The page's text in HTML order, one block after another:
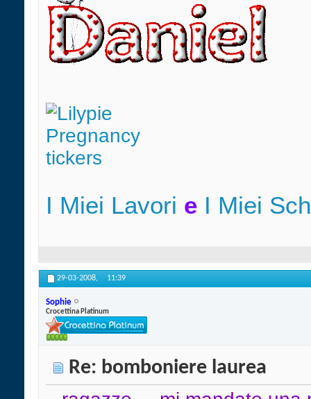
I Miei Lavori e I Miei
29-03-2008, 11:39
Sophie
Crocettina Platinum
Re: bomboniere laurea